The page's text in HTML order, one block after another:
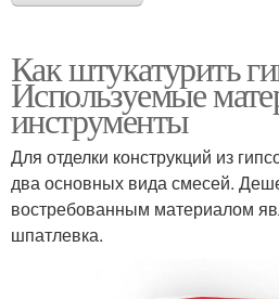
Как штукатурить
Используемые
инструменты
Для отделки конструкций из
два основных вида смесей.
востребованным материалом
шпатлевка.